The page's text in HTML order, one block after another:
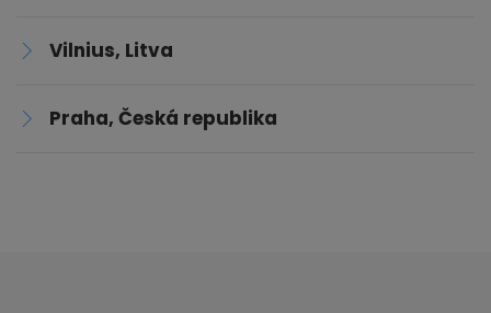
Vilnius, Litva
Praha, Česká republika